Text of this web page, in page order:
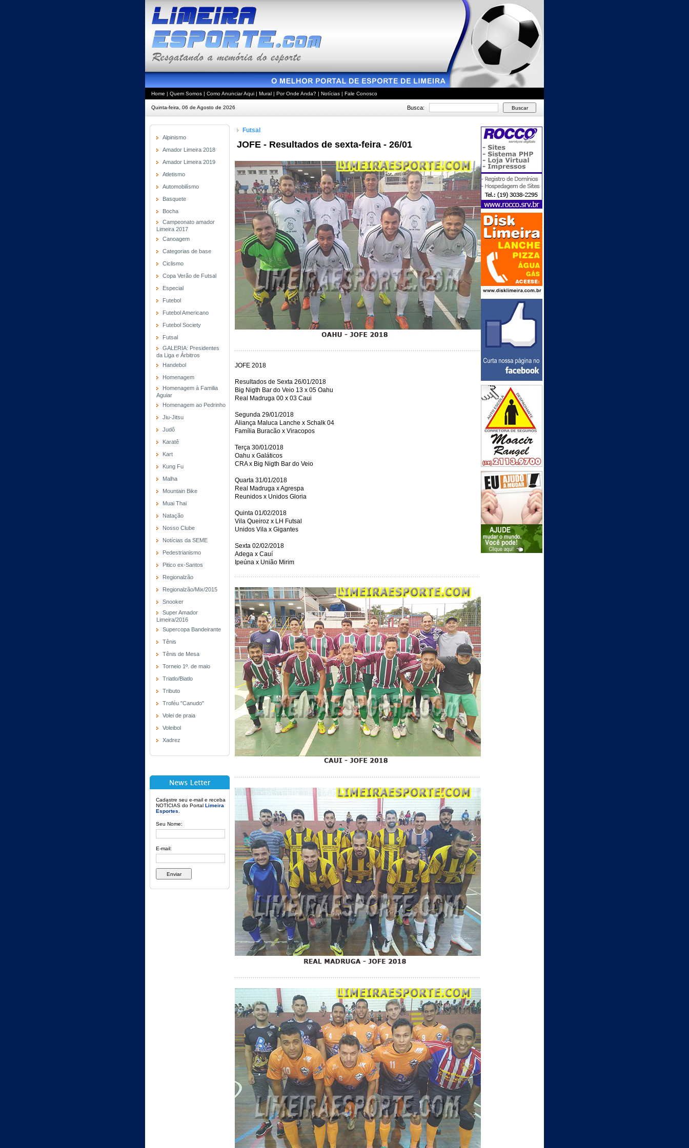
Home | Quem Somos | Como Anunciar Aqui | Mural | Por Onde Anda? | Notícias | Fale Conosco
Quinta-feira, 06 de Agosto de 2026 Busca:
Alpinismo
Amador Limeira 2018
Amador Limeira 2019
Atletismo
Automobilísmo
Basquete
Bocha
Campeonato amador
Limeira 2017
Canoagem
Categorias de base
Ciclismo
Copa Verão de Futsal
Especial
Futebol
Futebol Americano
Futebol Society
Futsal
GALERIA: Presidentes
da Liga e Árbitros
Handebol
Homenagem
Homenagem à Familia
Aguiar
Homenagem ao Pedrinho
Jiu-Jitsu
Judô
Karatê
Kart
Kung Fu
Malha
Mountain Bike
Muai Thai
Natação
Nosso Clube
Notícias da SEME
Pedestrianismo
Pitico ex-Santos
Regionalzão
Regionalzão/Mix/2015
Snooker
Super Amador
Limeira/2016
Supercopa Bandeirante
Tênis
Tênis de Mesa
Torneio 1º. de maio
Triatlo/Biatlo
Tributo
Troféu "Canudo"
Volei de praia
Voleibol
Xadrez
Cadastre seu e-mail e receba
NOTÍCIAS do Portal Limeira
Esportes
Seu Nome:
E-mail:
Futsal
JOFE - Resultados de sexta-feira - 26/01
JOFE 2018
Resultados de Sexta 26/01/2018
Big Nigth Bar do Veio 13 x 05 Oahu
Real Madruga 00 x 03 Caui
Segunda 29/01/2018
Aliança Maluca Lanche x Schalk 04
Família Buracão x Viracopos
Terça 30/01/2018
Oahu x Galáticos
CRA x Big Nigth Bar do Veio
Quarta 31/01/2018
Real Madruga x Agrespa
Reunidos x Unidos Gloria
Quinta 01/02/2018
Vila Queiroz x LH Futsal
Unidos Vila x Gigantes
Sexta 02/02/2018
Adega x Cauí
Ipeúna x União Mirim